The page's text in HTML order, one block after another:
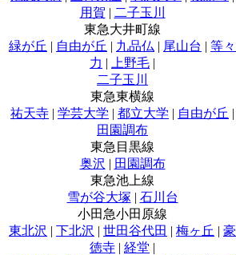
用賀 | 二子玉川
東急大井町線
緑が丘 | 自由が丘 | 九品仏 | 尾山台 | 等々
力 | 上野毛 |
二子玉川
東急東横線
祐天寺 | 学芸大学 | 都立大学 | 自由が丘 |
田園調布
東急目黒線
奥沢 | 田園調布
東急池上線
雪が谷大塚 | 石川台
小田急小田原線
東北沢 | 下北沢 | 世田谷代田 | 梅ヶ丘 | 豪
徳寺 | 経堂 |